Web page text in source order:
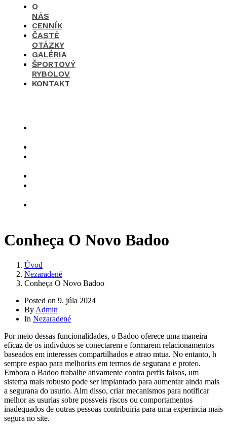
O
NÁS
CENNÍK
ČASTÉ
OTÁZKY
GALÉRIA
ŠPORTOVÝ
RYBOLOV
KONTAKT
Conheça O Novo Badoo
Úvod
Nezaradené
Conheça O Novo Badoo
Posted on 9. júla 2024
By Admin
In Nezaradené
Por meio dessas funcionalidades, o Badoo oferece uma maneira
eficaz de os indivduos se conectarem e formarem relacionamentos
baseados em interesses compartilhados e atrao mtua. No entanto, h
sempre espao para melhorias em termos de segurana e proteo.
Embora o Badoo trabalhe ativamente contra perfis falsos, um
sistema mais robusto pode ser implantado para aumentar ainda mais
a segurana do usurio. Alm disso, criar mecanismos para notificar
melhor as usurias sobre possveis riscos ou comportamentos
inadequados de outras pessoas contribuiria para uma experincia mais
segura no site.